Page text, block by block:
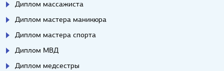
Диплом массажиста
Диплом мастера маникюра
Диплом мастера спорта
Диплом МВД
Диплом медсестры